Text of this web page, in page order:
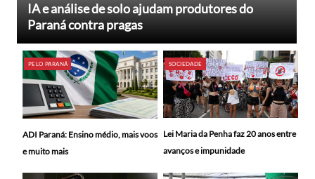
IA e análise de solo ajudam produtores do
Paraná contra pragas
PELO PARANÁ
ADI Paraná: Ensino médio, mais voos
e muito mais
SOCIEDADE
Lei Maria da Penha faz 20 anos entre
avanços e impunidade